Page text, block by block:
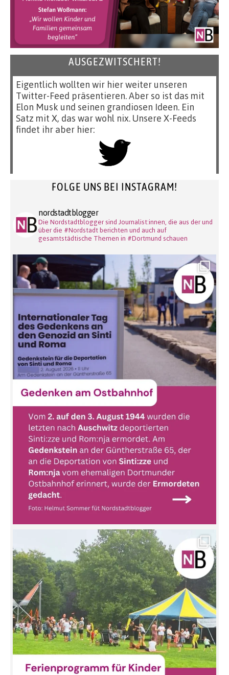
AUSGEZWITSCHERT!
Eigentlich wollten wir hier weiter unseren
Twitter-Feed präsentieren. Aber so ist das mit
Elon Musk und seinen grandiosen Ideen. Ein
Satz mit X, das war wohl nix. Unsere X-Feeds
findet ihr aber hier:
FOLGE UNS BEI INSTAGRAM!
nordstadtblogger
Die Nordstadtblogger sind Journalist:innen, die aus der und
über die #Nordstadt berichten und auch auf
gesamtstädtische Themen in #Dortmund schauen